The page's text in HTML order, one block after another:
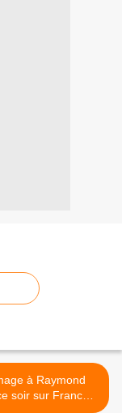
à Raymond
soir sur France 2